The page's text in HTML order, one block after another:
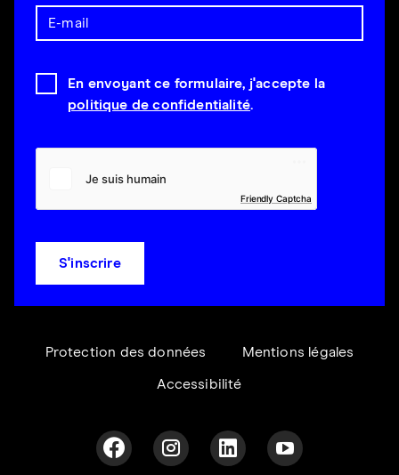
En envoyant ce formulaire, j'accepte la
politique de confidentialité.
Friendly Captcha
S'inscrire
Protection des données Mentions légales
Accessibilité